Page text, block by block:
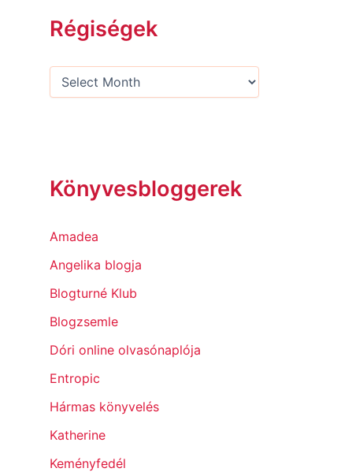
Régiségek
Könyvesbloggerek
Amadea
Angelika blogja
Blogturné Klub
Blogzsemle
Dóri online olvasónaplója
Entropic
Hármas könyvelés
Katherine
Keményfedél